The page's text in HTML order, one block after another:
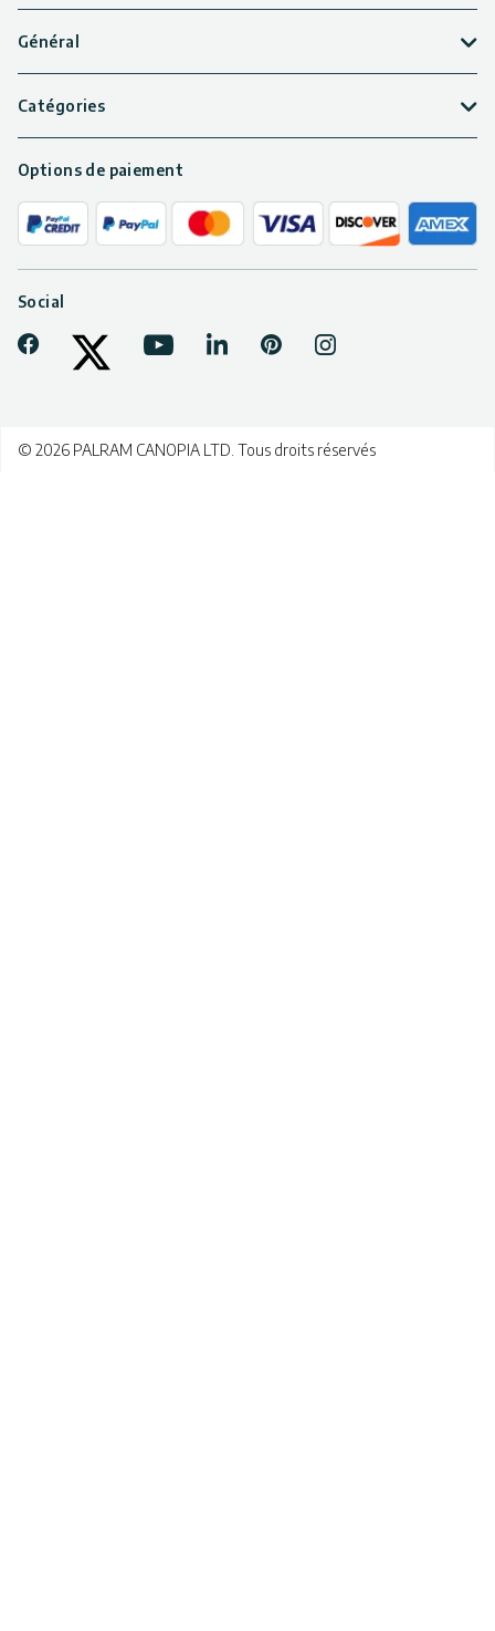
Général
Catégories
Options de paiement
Social
Facebook
YoutubeLinkedInPinterestInstagram
© 2026 PALRAM CANOPIA LTD. Tous droits réservés